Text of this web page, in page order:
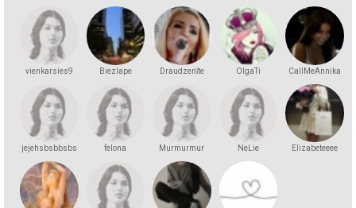
vienkarsies9 Biezlape Draudzenīte OlgaTi CallMeAnnika
jejehsbsbbsbs felona Murmurmur NeLie Elizabeteeee